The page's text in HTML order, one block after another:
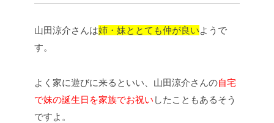
山田涼介さんは姉・妹ととても仲が良いようで
す。
よく家に遊びに来るといい、山田涼介さんの自宅
で妹の誕生日を家族でお祝い したこともあるそう
ですよ。